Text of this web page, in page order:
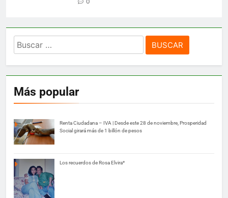
Buscar:
Más popular
Renta Ciudadana – IVA | Desde este 28 de noviembre, Prosperidad
Social girará más de 1 billón de pesos
Los recuerdos de Rosa Elvira*